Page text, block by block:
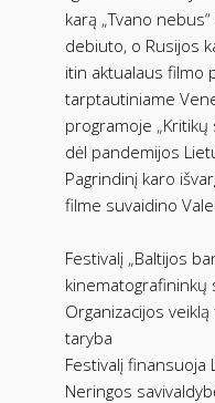
karą „Tvano
debiuto, o Rusijos
itin aktualaus filmo
tarptautiniame
programoje „Kritikų
dėl pandemijos
Pagrindinį karo
filme suvaidino
Festivalį „Baltijos
kinematografininkų
Organizacijos
taryba
Festivalį finansuoja
Neringos